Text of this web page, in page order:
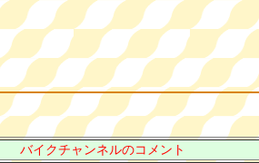
バイクチャンネルのコメント